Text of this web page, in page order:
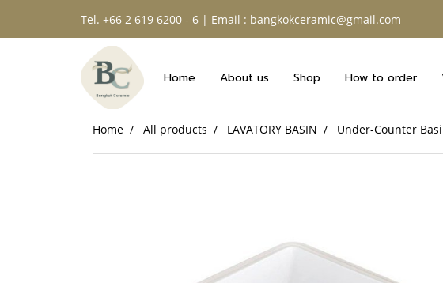
Tel. +66 2 619 6200 - 6 | Email : bangkokceramic@gmail.com
Home About us Shop How to order
Home All products LAVATORY BASIN Under-Counter